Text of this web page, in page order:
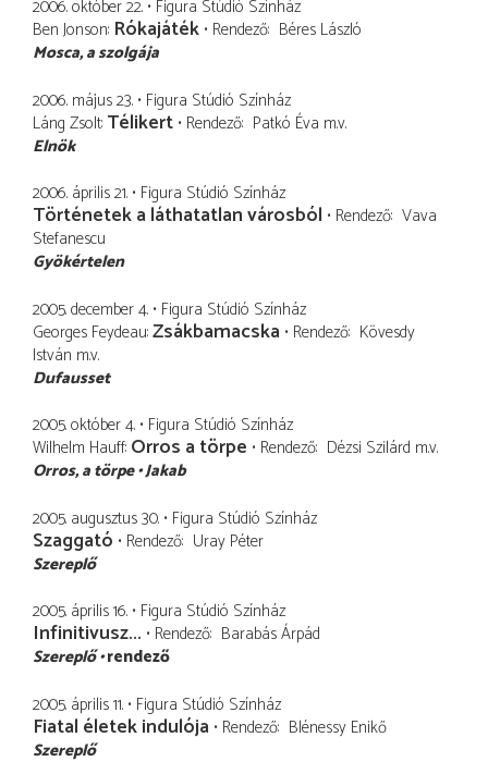
2006. október 22. Figura Stúdió Színház
Ben Jonson Rókajáték Rendező Béres László
Mosca a szolgája
2006. május 23. Figura Stúdió Színház
Láng Zsolt Télikert Rendező Patkó Éva m.v.
Elnök
2006. április 21. Figura Stúdió Színház
Történetek a láthatatlan városból Rendező Vava
Stefanescu
Gyökértelen
2005. december 4. Figura Stúdió Színház
Georges Feydeau Zsákbamacska Rendező Kövesdy
István m.v.
Dufausset
2005. október 4. Figura Stúdió Színház
Wilhelm Hauff Orros a törpe Rendező Dézsi Szilárd m.v.
Orros, a törpe Jakab
2005. augusztus 30. Figura Stúdió Színház
Szaggató Rendező Uray Péter
Szereplő
2005. április 16. Figura Stúdió Színház
Infinitivusz... Rendező Barabás Árpád
Szereplő rendező
2005. április 11. Figura Stúdió Színház
Fiatal életek indulója Rendező Blénessy Enikő
Szereplő